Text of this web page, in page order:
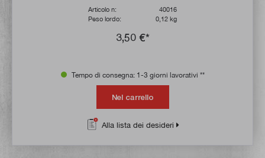
Articolo n:
40016
Peso lordo:
0,12 kg
3,50 €*
Tempo di consegna: 1-3 giorni lavorativi **
Nel carrello
Alla lista dei desideri